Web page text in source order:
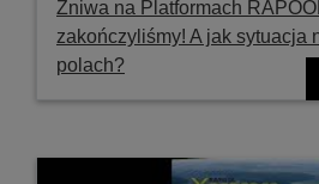
Żniwa na Platformach
zakończyliśmy! A jak sytuacja
polach?